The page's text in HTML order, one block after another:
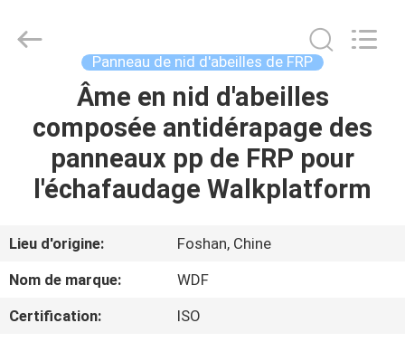
MAISON
PRODUITS
SUJET
DE
NOUS
Panneau de nid d'abeilles de FRP
Âme en nid d'abeilles
composée antidérapage des
panneaux pp de FRP pour
l'échafaudage Walkplatform
Lieu d'origine:
Foshan, Chine
Nom de marque:
WDF
Certification:
ISO